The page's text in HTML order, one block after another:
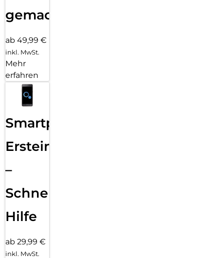
gemacht!
ab 49,99 €
inkl. MwSt.
Mehr
erfahren
Smartphone
Ersteinrichtung
–
Schnelle
Hilfe
ab 29,99 €
inkl. MwSt.